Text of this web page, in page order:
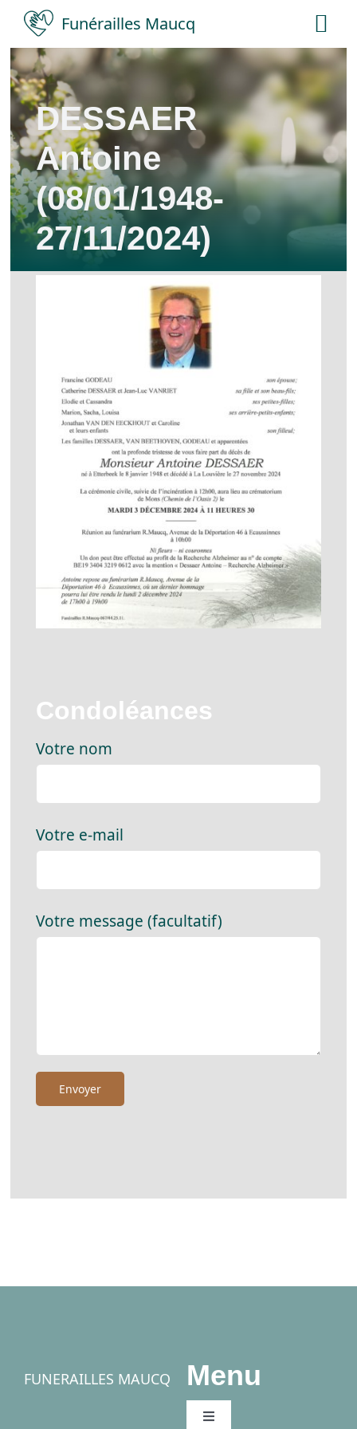
Skip
to
content
Funérailles Maucq
Accueil
Salles
Services
Nécrologies
DESSAER
Antoine
(08/01/1948-
27/11/2024)
Condoléances
Votre nom
Votre e-mail
Votre message (facultatif)
FUNERAILLES MAUCQ Menu
Toggle